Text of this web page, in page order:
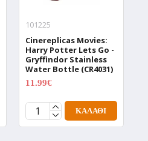
101225
Cinereplicas Movies:
Harry Potter Lets Go -
Gryffindor Stainless
Water Bottle (CR4031)
11.99€
ΚΑΛΆΘΙ